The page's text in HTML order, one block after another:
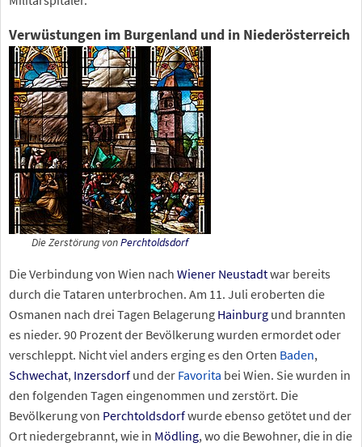
Verwüstungen im Burgenland und in Niederösterreich
Die Zerstörung vonPerchtoldsdorf
Die Verbindung von Wien nach Wiener Neustadtwar bereits
durch die Tataren unterbrochen. Am 11. Juli eroberten die
Osmanen nach drei Tagen Belagerung Hainburg und brannten
es nieder. 90 Prozent der Bevölkerung wurden ermordet oder
verschleppt. Nicht viel anders erging es den Orten Baden,
Schwechat, Inzersdorf und der Favorita bei Wien. Sie wurden in
den folgenden Tagen eingenommen und zerstört. Die
Bevölkerung von Perchtoldsdorfwurde ebenso getötet und der
Ort niedergebrannt, wie in Mödling, wo die Bewohner, die in die